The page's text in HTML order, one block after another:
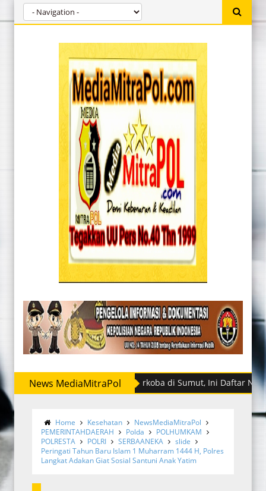
News MediaMitraPol
Kasatreskrim-Kasatresnarkoba di Sumut, Ini Daftar Namanya
Home Kesehatan
NewsMediaMitraPol
PEMERINTAHDAERAH
Polda
POLHUMKAM
POLRESTA
POLRI SERBAANEKA
slide
Peringati Tahun Baru Islam 1 Muharram 1444 H, Polres
Langkat Adakan Giat Sosial Santuni Anak Yatim